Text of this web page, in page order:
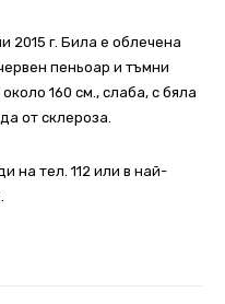
2015 г. Била е облечена
пеньоар и тъмни
160 см., слаба, с бяла
от склероза.
на тел. 112 или в най-